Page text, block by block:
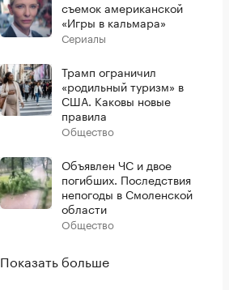
съемок американской
«Игры в кальмара»
Сериалы
Трамп ограничил
«родильный туризм» в
США. Каковы новые
правила
Общество
Объявлен ЧС и двое
погибших. Последствия
непогоды в Смоленской
области
Общество
Показать больше